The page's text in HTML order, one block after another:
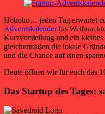
Hohoho… jeden Tag erwartet
Adventskalenderbis
Kurzvorstellung und ein
gleichermaßen die lokale
und die Chance auf einen
Heute öffnen wir für euch das
Das Startup des Tages: